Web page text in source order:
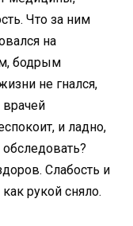
Что за ним
на
бодрым
не гнался,
и ладно,
Слабость и
рукой сняло.